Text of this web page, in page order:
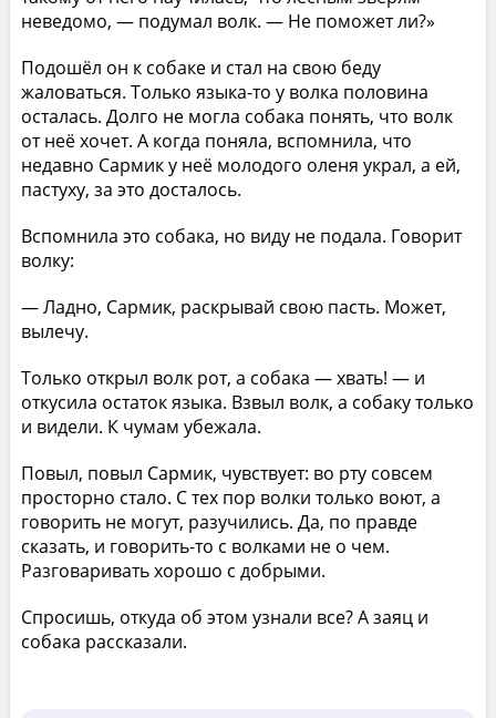
неведомо, — подумал волк. — Не поможет ли?»
Подошёл он к собаке и стал на свою беду
жаловаться. Только языка-то у волка половина
осталась. Долго не могла собака понять, что волк
от неё хочет. А когда поняла, вспомнила, что
недавно Сармик у неё молодого оленя украл, а ей,
пастуху, за это досталось.
Вспомнила это собака, но виду не подала. Говорит
волку:
— Ладно, Сармик, раскрывай свою пасть. Может,
вылечу.
Только открыл волк рот, а собака — хвать! — и
откусила остаток языка. Взвыл волк, а собаку только
и видели. К чумам убежала.
Повыл, повыл Сармик, чувствует: во рту совсем
просторно стало. С тех пор волки только воют, а
говорить не могут, разучились. Да, по правде
сказать, и говорить-то с волками не о чем.
Разговаривать хорошо с добрыми.
Спросишь, откуда об этом узнали все? А заяц и
собака рассказали.